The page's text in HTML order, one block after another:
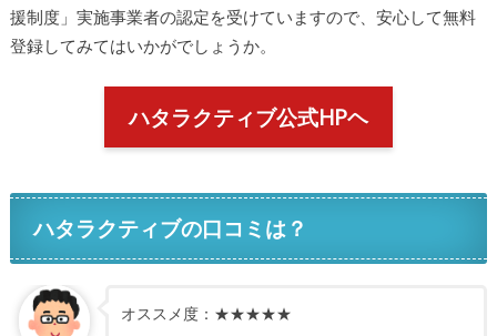
援制度」実施事業者の認定を受けていますので、安心して無料
登録してみてはいかがでしょうか。
ハタラクティブ公式HPヘ
ハタラクティブの口コミは？
オススメ度：★★★★★